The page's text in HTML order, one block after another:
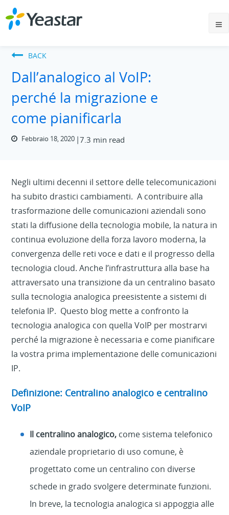
BACK
Dall’analogico al VoIP:
perché la migrazione e
come pianificarla
Febbraio 18, 2020 7.3 min read
Negli ultimi decenni il settore delle telecomunicazioni
ha subito drastici cambiamenti. A contribuire alla
trasformazione delle comunicazioni aziendali sono
stati la diffusione della tecnologia mobile, la natura in
continua evoluzione della forza lavoro moderna, la
convergenza delle reti voce e dati e il progresso della
tecnologia cloud. Anche l’infrastruttura alla base ha
attraversato una transizione da un centralino basato
sulla tecnologia analogica preesistente a sistemi di
telefonia IP. Questo blog mette a confronto la
tecnologia analogica con quella VoIP per mostrarvi
perché la migrazione è necessaria e come pianificare
la vostra prima implementazione delle comunicazioni
IP.
Definizione: Centralino analogico e centralino
VoIP
Il centralino analogico, come sistema telefonico
aziendale proprietario di uso comune, è
progettato come un centralino con diverse
schede in grado svolgere determinate funzioni.
In breve, la tecnologia analogica si appoggia alle